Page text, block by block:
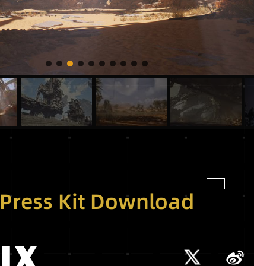
Press Kit Download